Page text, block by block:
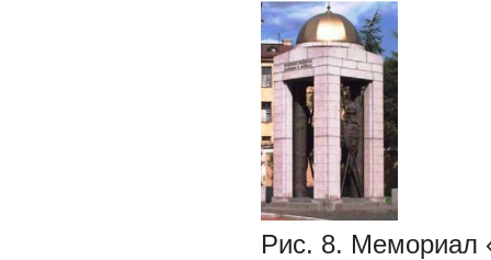
Рис. 8. Мемориал